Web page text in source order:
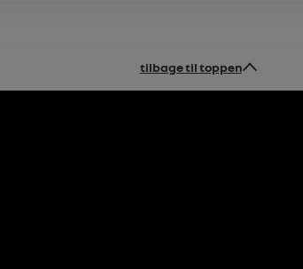
tilbage til toppen